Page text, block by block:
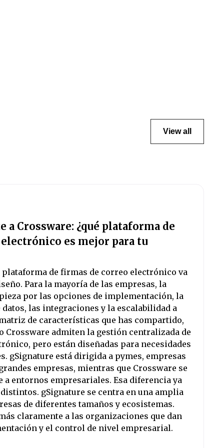
View all
a Crossware: ¿qué plataforma de
es mejor para tu
plataforma de firmas de correo electrónico va
Para la mayoría de las empresas, la
por las opciones de implementación, la
las integraciones y la escalabilidad a
de características que has compartido,
Crossware admiten la gestión centralizada de
pero están diseñadas para necesidades
gSignature está dirigida a pymes, empresas
empresas, mientras que Crossware se
entornos empresariales. Esa diferencia ya
gSignature se centra en una amplia
de diferentes tamaños y ecosistemas.
claramente a las organizaciones que dan
y el control de nivel empresarial.